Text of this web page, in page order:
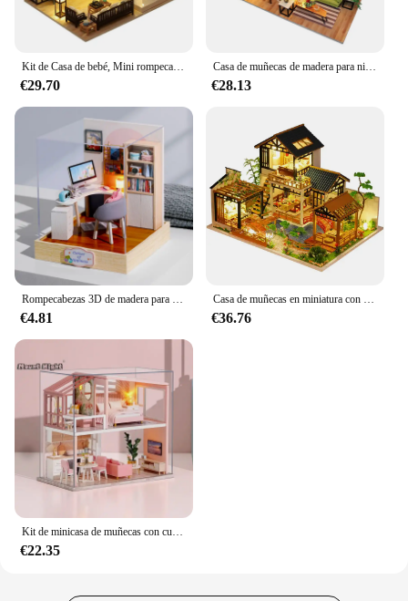
€29.70
Casa de muñecas de madera para niños, kit de Roombox, muebles en miniatura 3D, juguetes para niños, regalos de cumpleaños y Navidad, M033
€28.13
€4.81 €36.76
€22.35